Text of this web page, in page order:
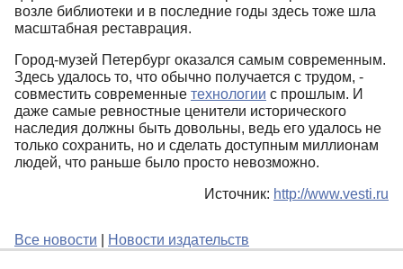
возле библиотеки и в последние годы здесь тоже шла
масштабная реставрация.
Город-музей Петербург оказался самым современным.
Здесь удалось то, что обычно получается с трудом, -
совместить современные технологии с прошлым. И
даже самые ревностные ценители исторического
наследия должны быть довольны, ведь его удалось не
только сохранить, но и сделать доступным миллионам
людей, что раньше было просто невозможно.
Источник: http://www.vesti.ru
Все новости Новости издательств